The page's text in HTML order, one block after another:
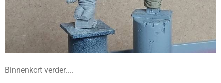
Binnenkort verder....